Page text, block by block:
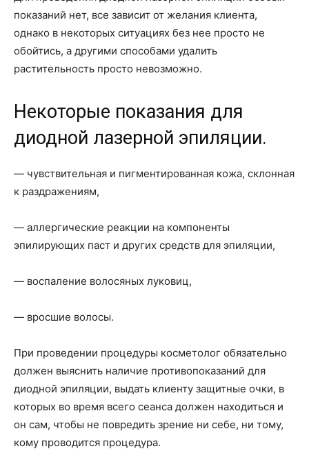
показаний нет, все зависит от желания клиента,
однако в некоторых ситуациях без нее просто не
обойтись, а другими способами удалить
растительность просто невозможно.
Некоторые показания для
диодной лазерной эпиляции.
— чувствительная и пигментированная кожа, склонная
к раздражениям,
— аллергические реакции на компоненты
эпилирующих паст и других средств для эпиляции,
— воспаление волосяных луковиц,
— вросшие волосы.
При проведении процедуры косметолог обязательно
должен выяснить наличие противопоказаний для
диодной эпиляции, выдать клиенту защитные очки, в
которых во время всего сеанса должен находиться и
он сам, чтобы не повредить зрение ни себе, ни тому,
кому проводится процедура.